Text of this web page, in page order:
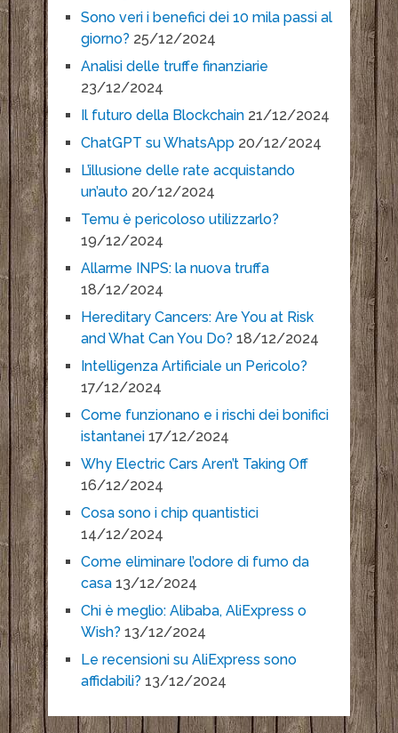
Sono veri i benefici dei 10 mila passi al
giorno? 25/12/2024
Analisi delle truffe finanziarie
23/12/2024
Il futuro della Blockchain 21/12/2024
ChatGPT su WhatsApp 20/12/2024
L’illusione delle rate acquistando
un’auto 20/12/2024
Temu è pericoloso utilizzarlo?
19/12/2024
Allarme INPS: la nuova truffa
18/12/2024
Hereditary Cancers: Are You at Risk
and What Can You Do? 18/12/2024
Intelligenza Artificiale un Pericolo?
17/12/2024
Come funzionano e i rischi dei bonifici
istantanei 17/12/2024
Why Electric Cars Aren’t Taking Off
16/12/2024
Cosa sono i chip quantistici
14/12/2024
Come eliminare l’odore di fumo da
casa 13/12/2024
Chi è meglio: Alibaba, AliExpress o
Wish? 13/12/2024
Le recensioni su AliExpress sono
affidabili? 13/12/2024